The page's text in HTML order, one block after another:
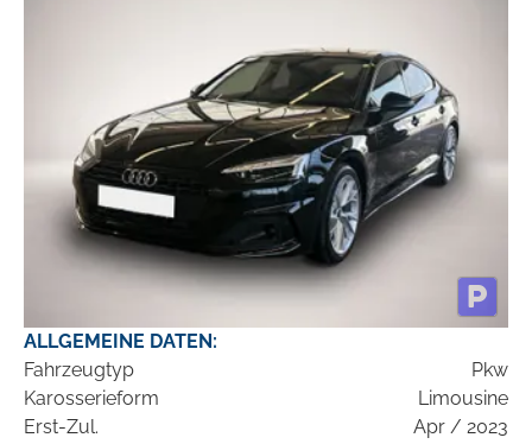
ALLGEMEINE DATEN:
Fahrzeugtyp
Pkw
Karosserieform
Limousine
Erst-Zul.
Apr / 2023